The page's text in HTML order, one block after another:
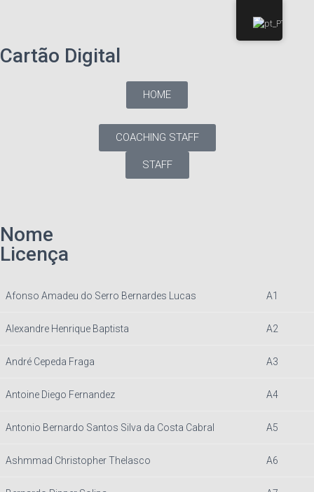
Cartão Digital
HOME
COACHING STAFF
STAFF
Nome
Licença
Afonso Amadeu do Serro Bernardes Lucas A1
Alexandre Henrique Baptista A2
André Cepeda Fraga A3
Antoine Diego Fernandez A4
Antonio Bernardo Santos Silva da Costa Cabral A5
Ashmmad Christopher Thelasco A6